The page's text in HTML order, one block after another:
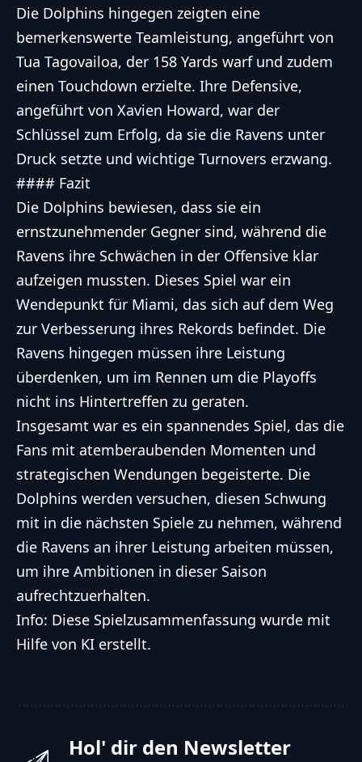
Die Dolphins hingegen zeigten eine
bemerkenswerte Teamleistung, angeführt von
Tua Tagovailoa, der 158 Yards warf und zudem
einen Touchdown erzielte. Ihre Defensive,
angeführt von Xavien Howard, war der
Schlüssel zum Erfolg, da sie die Ravens unter
Druck setzte und wichtige Turnovers erzwang.
#### Fazit
Die Dolphins bewiesen, dass sie ein
ernstzunehmender Gegner sind, während die
Ravens ihre Schwächen in der Offensive klar
aufzeigen mussten. Dieses Spiel war ein
Wendepunkt für Miami, das sich auf dem Weg
zur Verbesserung ihres Rekords befindet. Die
Ravens hingegen müssen ihre Leistung
überdenken, um im Rennen um die Playoffs
nicht ins Hintertreffen zu geraten.
Insgesamt war es ein spannendes Spiel, das die
Fans mit atemberaubenden Momenten und
strategischen Wendungen begeisterte. Die
Dolphins werden versuchen, diesen Schwung
mit in die nächsten Spiele zu nehmen, während
die Ravens an ihrer Leistung arbeiten müssen,
um ihre Ambitionen in dieser Saison
aufrechtzuerhalten.
Info: Diese Spielzusammenfassung wurde mit
Hilfe von KI erstellt.
Hol' dir den Newsletter